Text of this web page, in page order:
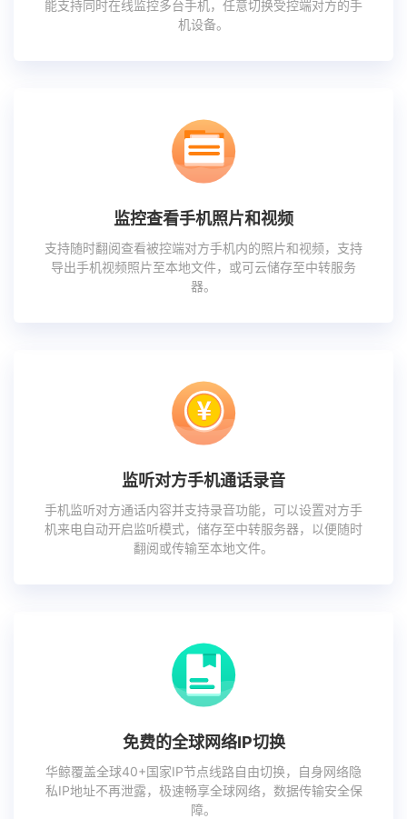
能支持同时在线监控多台手机，任意切换受控端对方的手
机设备。
监控查看手机照片和视频
支持随时翻阅查看被控端对方手机内的照片和视频，支持
导出手机视频照片至本地文件，或可云储存至中转服务
器。
监听对方手机通话录音
手机监听对方通话内容并支持录音功能，可以设置对方手
机来电自动开启监听模式，储存至中转服务器，以便随时
翻阅或传输至本地文件。
免费的全球网络IP切换
华鲸覆盖全球40+国家IP节点线路自由切换，自身网络隐
私IP地址不再泄露，极速畅享全球网络，数据传输安全保
障。